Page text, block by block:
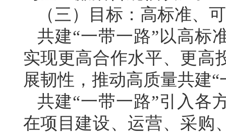
（三）目标：高标准、
共建“一带一路”以高标
实现更高合作水平、更高
展韧性，推动高质量共建
共建“一带一路”引入各
在项目建设、运营、采购